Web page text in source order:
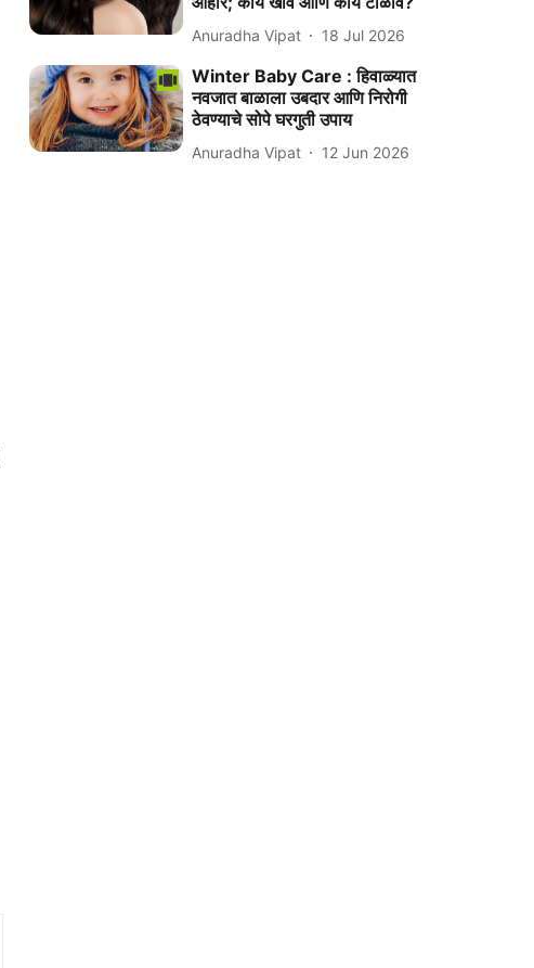
Anuradha Vipat 18 Jul 2026
Winter Baby Care : हिवाळ्यात
नवजात बाळाला उबदार आणि निरोगी
ठेवण्याचे सोपे घरगुती उपाय
Anuradha Vipat 12 Jun 2026